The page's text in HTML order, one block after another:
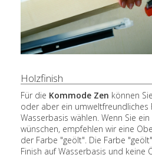
Holzfinish
Für die Kommode Zen können
oder aber ein umweltfreundliches
Wasserbasis wählen. Wenn Sie
wünschen, empfehlen wir eine
der Farbe "geölt". Die Farbe
Finish auf Wasserbasis und keine